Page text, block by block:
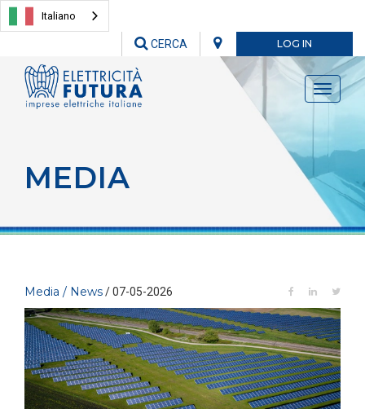
Italiano
LOG IN
CERCA
Toggle
MEDIA
Media / News/ 07-05-2026